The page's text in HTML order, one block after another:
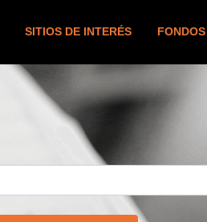
SITIOS DE INTERÉS FONDOS